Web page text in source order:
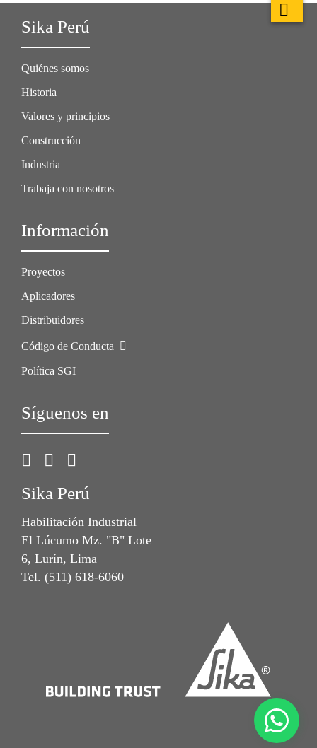
Sika Perú
Quiénes somos
Historia
Valores y principios
Construcción
Industria
Trabaja con nosotros
Información
Proyectos
Aplicadores
Distribuidores
Código de Conducta
Política SGI
Síguenos en
Sika Perú
Habilitación Industrial
El Lúcumo Mz. "B" Lote
6, Lurín, Lima
Tel. (511) 618-6060